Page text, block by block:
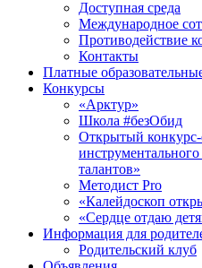
Доступная среда
Международное
Противодействие
Контакты
Платные
Конкурсы
«Арктур»
Школа #безОбид
Открытый конкурс-
талантов»
Методист Pro
«Калейдоскоп
«Сердце отдаю
Информация для
Родительский клуб